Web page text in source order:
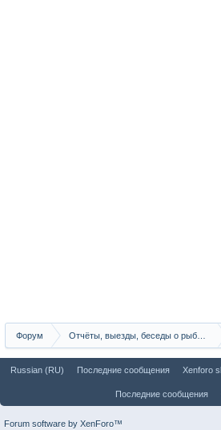
Форум Отчёты, выезды, беседы о рыбалке
Russian (RU) Последние сообщения Xenforo
Последние сообщения
Forum software by XenForo™